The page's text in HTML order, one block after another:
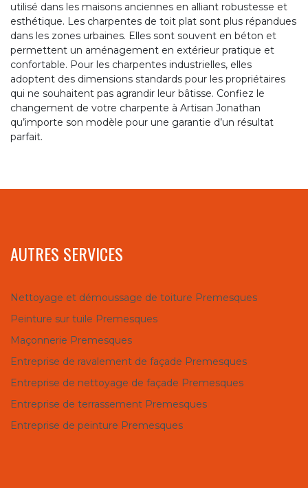
utilisé dans les maisons anciennes en alliant robustesse et
esthétique. Les charpentes de toit plat sont plus répandues
dans les zones urbaines. Elles sont souvent en béton et
permettent un aménagement en extérieur pratique et
confortable. Pour les charpentes industrielles, elles
adoptent des dimensions standards pour les propriétaires
qui ne souhaitent pas agrandir leur bâtisse. Confiez le
changement de votre charpente à Artisan Jonathan
qu’importe son modèle pour une garantie d’un résultat
parfait.
AUTRES SERVICES
Nettoyage et démoussage de toiture Premesques
Peinture sur tuile Premesques
Maçonnerie Premesques
Entreprise de ravalement de façade Premesques
Entreprise de nettoyage de façade Premesques
Entreprise de terrassement Premesques
Entreprise de peinture Premesques